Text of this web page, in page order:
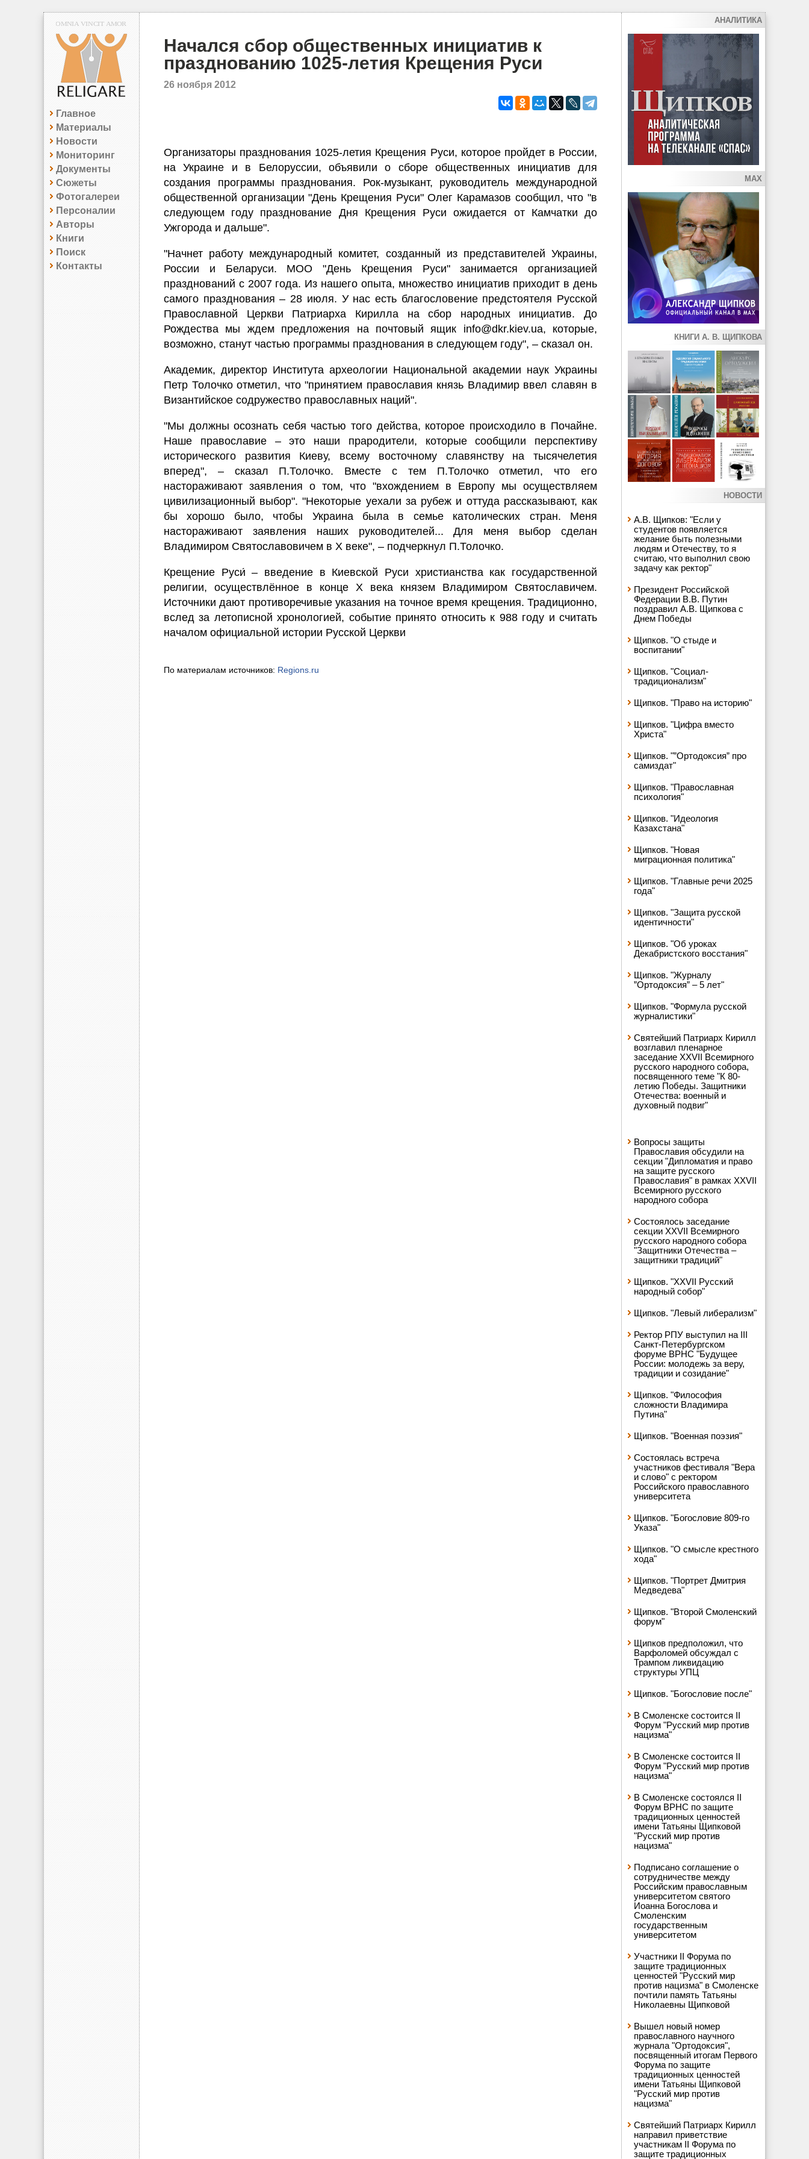
Главное
Материалы
Новости
Мониторинг
Документы
Сюжеты
Фотогалереи
Персоналии
Авторы
Книги
Поиск
Контакты
Начался сбор общественных инициатив к
празднованию 1025-летия Крещения Руси
26 ноября 2012
Организаторы празднования 1025-летия Крещения Руси, которое пройдет в России,
на Украине и в Белоруссии, объявили о сборе общественных инициатив для
создания программы празднования. Рок-музыкант, руководитель международной
общественной организации "День Крещения Руси" Олег Карамазов сообщил, что "в
следующем году празднование Дня Крещения Руси ожидается от Камчатки до
Ужгорода и дальше".
"Начнет работу международный комитет, созданный из представителей Украины,
России и Беларуси. МОО "День Крещения Руси" занимается организацией
празднований с 2007 года. Из нашего опыта, множество инициатив приходит в день
самого празднования – 28 июля. У нас есть благословение предстоятеля Русской
Православной Церкви Патриарха Кирилла на сбор народных инициатив. До
Рождества мы ждем предложения на почтовый ящик info@dkr.kiev.ua, которые,
возможно, станут частью программы празднования в следующем году", – сказал он.
Академик, директор Института археологии Национальной академии наук Украины
Петр Толочко отметил, что "принятием православия князь Владимир ввел славян в
Византийское содружество православных наций".
"Мы должны осознать себя частью того действа, которое происходило в Почайне.
Наше православие – это наши прародители, которые сообщили перспективу
исторического развития Киеву, всему восточному славянству на тысячелетия
вперед", – сказал П.Толочко. Вместе с тем П.Толочко отметил, что его
настораживают заявления о том, что "вхождением в Европу мы осуществляем
цивилизационный выбор". "Некоторые уехали за рубеж и оттуда рассказывают, как
бы хорошо было, чтобы Украина была в семье католических стран. Меня
настораживают заявления наших руководителей... Для меня выбор сделан
Владимиром Святославовичем в X веке", – подчеркнул П.Толочко.
Крещение Руси́ – введение в Киевской Руси христианства как государственной
религии, осуществлённое в конце X века князем Владимиром Святославичем.
Источники дают противоречивые указания на точное время крещения. Традиционно,
вслед за летописной хронологией, событие принято относить к 988 году и считать
началом официальной истории Русской Церкви
По материалам источников: Regions.ru
АНАЛИТИКА
MAX
КНИГИ А. В. ЩИПКОВА
НОВОСТИ
А.В. Щипков: "Если у
студентов появляется
желание быть полезными
людям и Отечеству, то я
считаю, что выполнил свою
задачу как ректор"
Президент Российской
Федерации В.В. Путин
поздравил А.В. Щипкова с
Днем Победы
Щипков. "О стыде и
воспитании"
Щипков. "Социал-
традиционализм"
Щипков. "Право на историю"
Щипков. "Цифра вместо
Христа"
Щипков. "”Ортодоксия” про
самиздат"
Щипков. "Православная
психология"
Щипков. "Идеология
Казахстана"
Щипков. "Новая
миграционная политика"
Щипков. "Главные речи 2025
года"
Щипков. "Защита русской
идентичности"
Щипков. "Об уроках
Декабристского восстания"
Щипков. "Журналу
”Ортодоксия” – 5 лет"
Щипков. "Формула русской
журналистики"
Святейший Патриарх Кирилл
возглавил пленарное
заседание XXVII Всемирного
русского народного собора,
посвященного теме "К 80-
летию Победы. Защитники
Отечества: военный и
духовный подвиг"
Вопросы защиты
Православия обсудили на
секции "Дипломатия и право
на защите русского
Православия" в рамках XXVII
Всемирного русского
народного собора
Состоялось заседание
секции XXVII Всемирного
русского народного собора
"Защитники Отечества –
защитники традиций"
Щипков. "XXVII Русский
народный собор"
Щипков. "Левый либерализм"
Ректор РПУ выступил на III
Санкт-Петербургском
форуме ВРНС "Будущее
России: молодежь за веру,
традиции и созидание"
Щипков. "Философия
сложности Владимира
Путина"
Щипков. "Военная поэзия"
Состоялась встреча
участников фестиваля "Вера
и слово" с ректором
Российского православного
университета
Щипков. "Богословие 809-го
Указа"
Щипков. "О смысле крестного
хода"
Щипков. "Портрет Дмитрия
Медведева"
Щипков. "Второй Смоленский
форум"
Щипков предположил, что
Варфоломей обсуждал с
Трампом ликвидацию
структуры УПЦ
Щипков. "Богословие после"
В Смоленске состоится II
Форум "Русский мир против
нацизма"
В Смоленске состоится II
Форум "Русский мир против
нацизма"
В Смоленске состоялся II
Форум ВРНС по защите
традиционных ценностей
имени Татьяны Щипковой
"Русский мир против
нацизма"
Подписано соглашение о
сотрудничестве между
Российским православным
университетом святого
Иоанна Богослова и
Смоленским
государственным
университетом
Участники II Форума по
защите традиционных
ценностей "Русский мир
против нацизма" в Смоленске
почтили память Татьяны
Николаевны Щипковой
Вышел новый номер
православного научного
журнала "Ортодоксия",
посвященный итогам Первого
Форума по защите
традиционных ценностей
имени Татьяны Щипковой
"Русский мир против
нацизма"
Святейший Патриарх Кирилл
направил приветствие
участникам II Форума по
защите традиционных